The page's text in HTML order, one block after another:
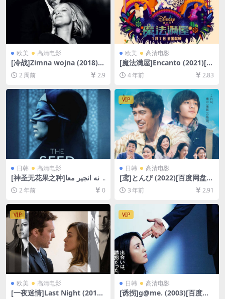
欧美 高清电影
[冷战]Zimna wojna (2018)
[百度网盘+夸克网盘1080P超
清未删减资源][网盘在线播放/
下载][MP4/5.7GB][中文字幕]
2 周前 2.9
欧美 高清电影
[魔法满屋]Encanto (2021)[百
度网盘+迅雷云盘资源1080P
超清未删减][MP4/6.4GB][中
英字幕]
4 年前 2.83
日韩 高清电影
[神圣无花果之种]دانه انجیر معا
بد (2024)[百度网盘+夸克网盘
1080P超清未删减资源][网盘
在线播放/下载][MP4/3GB][中
文字幕]
2 年前 0
VIP
日韩 高清电影
[鸢]とんび (2022)[百度网盘
+迅雷云盘资源1080P超清未
删减][MP4/9GB][日语中字]
3 年前 2.91
VIP
欧美 高清电影
[一夜迷情]Last Night (2010)
VIP
日韩 高清电影
[诱拐]g@me. (2003)[百度网